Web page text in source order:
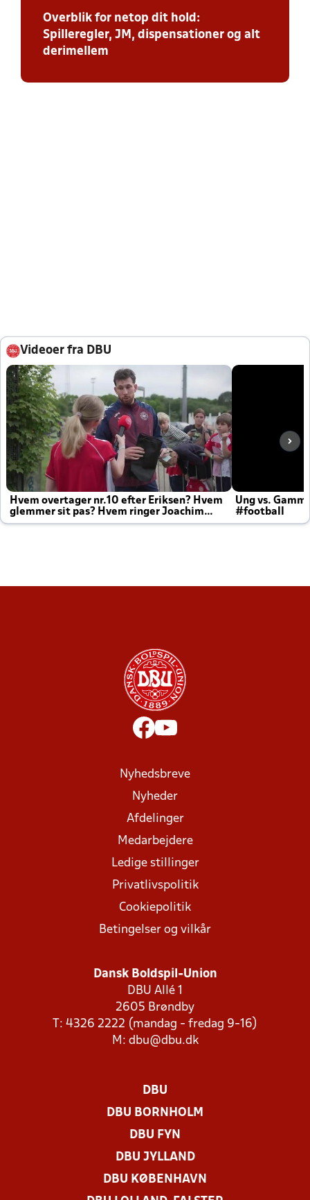
Overblik for netop dit hold:
Spilleregler, JM, dispensationer og alt
derimellem
Videoer fra DBU
Hvem overtager nr.10 efter Eriksen? Hvem
glemmer sit pas? Hvem ringer Joachim
altid til efter kampe?
Ung vs.
#football
Nyhedsbreve
Nyheder
Afdelinger
Medarbejdere
Ledige stillinger
Privatlivspolitik
Cookiepolitik
Betingelser og vilkår
Dansk Boldspil-Union
DBU Allé 1
2605 Brøndby
T: 4326 2222 (mandag - fredag 9-16)
M: dbu@dbu.dk
DBU
DBU BORNHOLM
DBU FYN
DBU JYLLAND
DBU KØBENHAVN